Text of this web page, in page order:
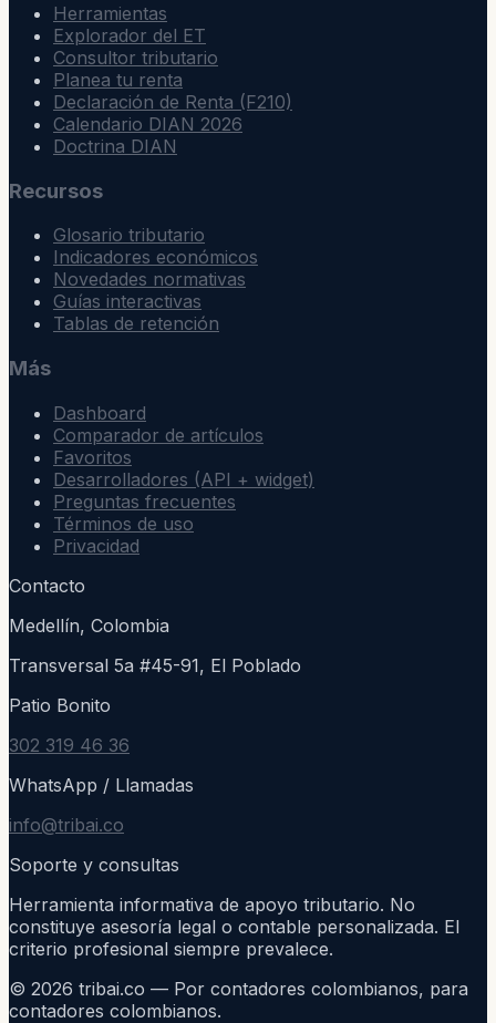
Herramientas
Explorador del ET
Consultor tributario
Planea tu renta
Declaración de Renta (F210)
Calendario DIAN 2026
Doctrina DIAN
Recursos
Glosario tributario
Indicadores económicos
Novedades normativas
Guías interactivas
Tablas de retención
Más
Dashboard
Comparador de artículos
Favoritos
Desarrolladores (API + widget)
Preguntas frecuentes
Términos de uso
Privacidad
Contacto
Medellín, Colombia
Transversal 5a #45-91, El Poblado
Patio Bonito
302 319 46 36
WhatsApp / Llamadas
info@tribai.co
Soporte y consultas
Herramienta informativa de apoyo tributario. No
constituye asesoría legal o contable personalizada. El
criterio profesional siempre prevalece.
© 2026 tribai.co — Por contadores colombianos, para
contadores colombianos.